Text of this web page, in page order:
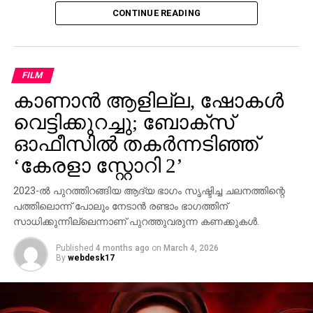
നിർവഹിച്ചിരിക്കുന്നത്.
സോനാക്ഷി സിന്‍ഹ, ജ്യോതിക, ആശുതോഷ്
കൊത്താരെ, ആശ്രിയ മിശ്ര, ഗൗരവ് പാണ്ഡെ,
സയൻദീപ് ഗുപ്ത എന്നിവർ സുപ്രധാന വേഷങ്ങളിൽ
അഭിനയിക്കുന്നു.
‘സിസ്റ്റം’ ഒരു ശക്തമായ നിയമ പോരാട്ടത്തിന്റെ
കഥയാണ് പറയുന്നത്. പൊതുപ്രോസിക്യൂട്ടറായ
നെഹ രാജ്വൻഷ് (സോനാക്ഷി സിന്‍ഹ)യും സാധാരണ
പശ്ചാത്തലത്തിൽ നിന്നുള്ള കോടതി
സ്റ്റെനോഗ്രാഫറായ സരിക റാവത്ത് (ജ്യോതിക)യും
തമ്മിലുള്ള അസാധാരണ കൂട്ടുകെട്ടാണ് കഥയുടെ
കേന്ദ്രീകരണം. സാമൂഹികമായി വ്യത്യസ്ത
തലങ്ങളിലുള്ള ഇവർ സത്യത്തിനും നീതിക്കും വേണ്ടി
ഒന്നിക്കുന്നു. അധികാരത്തിന്റെയും
സ്വാധീനത്തിന്റെയും പിന്നിൽ മറഞ്ഞിരിക്കുന്ന
അനീതികളെ പുറത്തുകൊണ്ടുവരാനുള്ള അവരുടെ
CONTINUE READING
FILM
കാണാന്‍ ആളില്ല, ഷോകള്‍
വെട്ടിക്കുറച്ചു; ബോക്സ്
ഓഫീസില്‍ തകര്‍ന്നടിഞ്ഞ്
‘കേരളാ സ്റ്റോറി 2’
2023-ല്‍ പുറത്തിറങ്ങിയ ആദ്യ ഭാഗം സൃഷ്ടിച്ച ചലനത്തിന്റെ
പത്തിലൊന്ന് പോലും നേടാന്‍ രണ്ടാം ഭാഗത്തിന്
സാധിക്കുന്നില്ലെന്നാണ് പുറത്തുവരുന്ന കണക്കുകള്‍.
Published 4 months ago on March 4, 2026
By webdesk17